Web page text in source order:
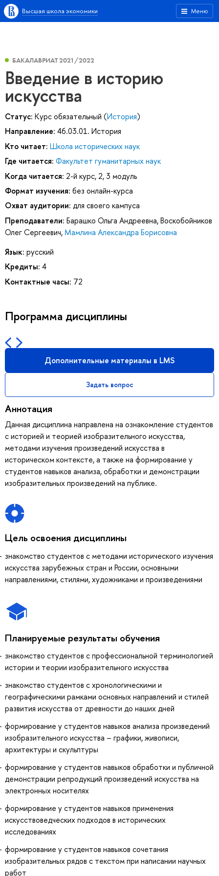
Меню
Высшая школа экономики
БАКАЛАВРИАТ 2021/2022
Введение в историю
искусства
Статус: Курс обязательный (История)
Направление: 46.03.01. История
Кто читает: Школа исторических наук
Где читается: Факультет гуманитарных наук
Когда читается: 2-й курс, 2, 3 модуль
Формат изучения: без онлайн-курса
Охват аудитории: для своего кампуса
Преподаватели: Барашко Ольга Андреевна,Воскобойников
Олег Сергеевич, Мамлина Александра Борисовна
Язык: русский
Кредиты: 4
Контактные часы: 72
Программа дисциплины
Дополнительные материалы в LMS
Задать вопрос
Аннотация
Данная дисциплина направлена на ознакомление студентов
с историей и теорией изобразительного искусства,
методами изучения произведений искусства в
историческом контексте, а также на формирование у
студентов навыков анализа, обработки и демонстрации
изобразительных произведений на публике.
Цель освоения дисциплины
знакомство студентов с методами исторического изучения
искусства зарубежных стран и России, основными
направлениями, стилями, художниками и произведениями
Планируемые результаты обучения
знакомство студентов с профессиональной терминологией
истории и теории изобразительного искусства
знакомство студентов с хронологическими и
географическими рамками основных направлений и стилей
развития искусства от древности до наших дней
формирование у студентов навыков анализа произведений
изобразительного искусства – графики, живописи,
архитектуры и скульптуры
формирование у студентов навыков обработки и публичной
демонстрации репродукций произведений искусства на
электронных носителях
формирование у студентов навыков применения
искусствоведческих подходов в исторических
исследованиях
формирование у студентов навыков сочетания
изобразительных рядов с текстом при написании научных
работ